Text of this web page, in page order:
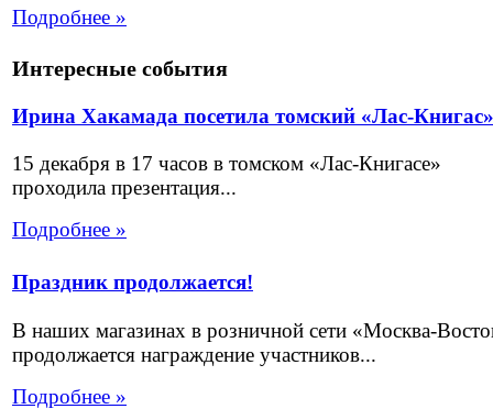
Подробнее »
Интересные события
Ирина Хакамада посетила томский «Лас-Книгас»
15 декабря в 17 часов в томском «Лас-Книгасе»
проходила презентация...
Подробнее »
Праздник продолжается!
В наших магазинах в розничной сети «Москва-
продолжается награждение участников...
Подробнее »